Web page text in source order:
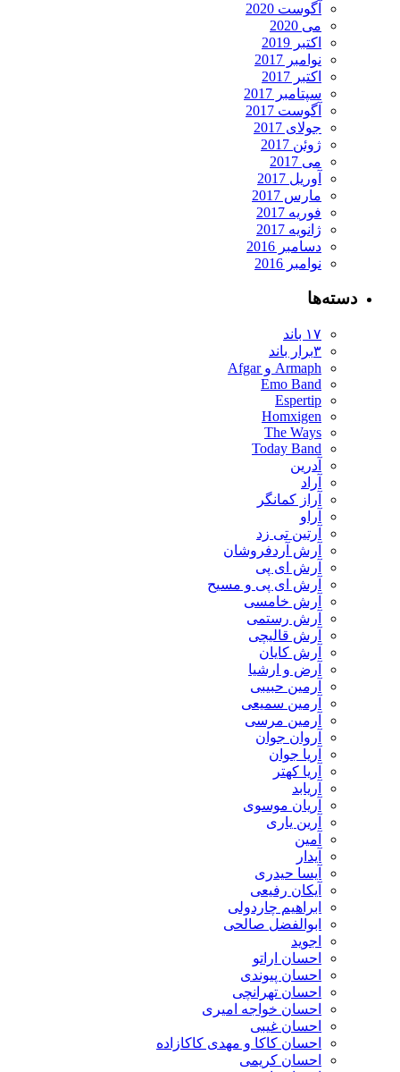
آگوست 2020
می 2020
اکتبر 2019
نوامبر 2017
اکتبر 2017
سپتامبر 2017
آگوست 2017
جولای 2017
ژوئن 2017
می 2017
آوریل 2017
مارس 2017
فوریه 2017
ژانویه 2017
دسامبر 2016
نوامبر 2016
دسته‌ها
۱۷ باند
۳برار باند
Armaph و Afgar
Emo Band
Espertip
Homxigen
The Ways
Today Band
آدرین
آراد
آراز کمانگر
آراو
آرتین تی زد
آرش آردفروشان
آرش ای پی
آرش ای پی و مسیح
آرش خامسی
آرش رستمی
آرش قالیچی
آرش کایان
​آرض و ارشیا
آرمین حبیبی
آرمین سمیعی
آرمین مرسی
آروان جوان
آریا جوان
آریا کهتر
آریابد
آریان موسوی
آرین یاری
آمین
آیدار
آیسا حیدری
آیکان رفیعی
ابراهیم چاردولی
ابوالفضل صالحی
اجوید
احسان اراتو
احسان پیوندی
احسان تهرانچی
احسان خواجه امیری
احسان غیبی
احسان کاکا و مهدی کاکازاده
احسان کریمی